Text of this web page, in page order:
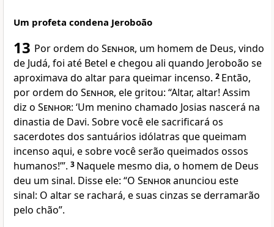
Um profeta condena Jeroboão
13 Por ordem do Senhor, um homem de Deus, vindo
de Judá, foi até Betel e chegou ali quando Jeroboão se
aproximava do altar para queimar incenso. 2 Então,
por ordem do Senhor, ele gritou: “Altar, altar! Assim
diz o Senhor: ‘Um menino chamado Josias nascerá na
dinastia de Davi. Sobre você ele sacrificará os
sacerdotes dos santuários idólatras que queimam
incenso aqui, e sobre você serão queimados ossos
humanos!’”. 3 Naquele mesmo dia, o homem de Deus
deu um sinal. Disse ele: “O Senhoranunciou este
sinal: O altar se rachará, e suas cinzas se derramarão
pelo chão”.